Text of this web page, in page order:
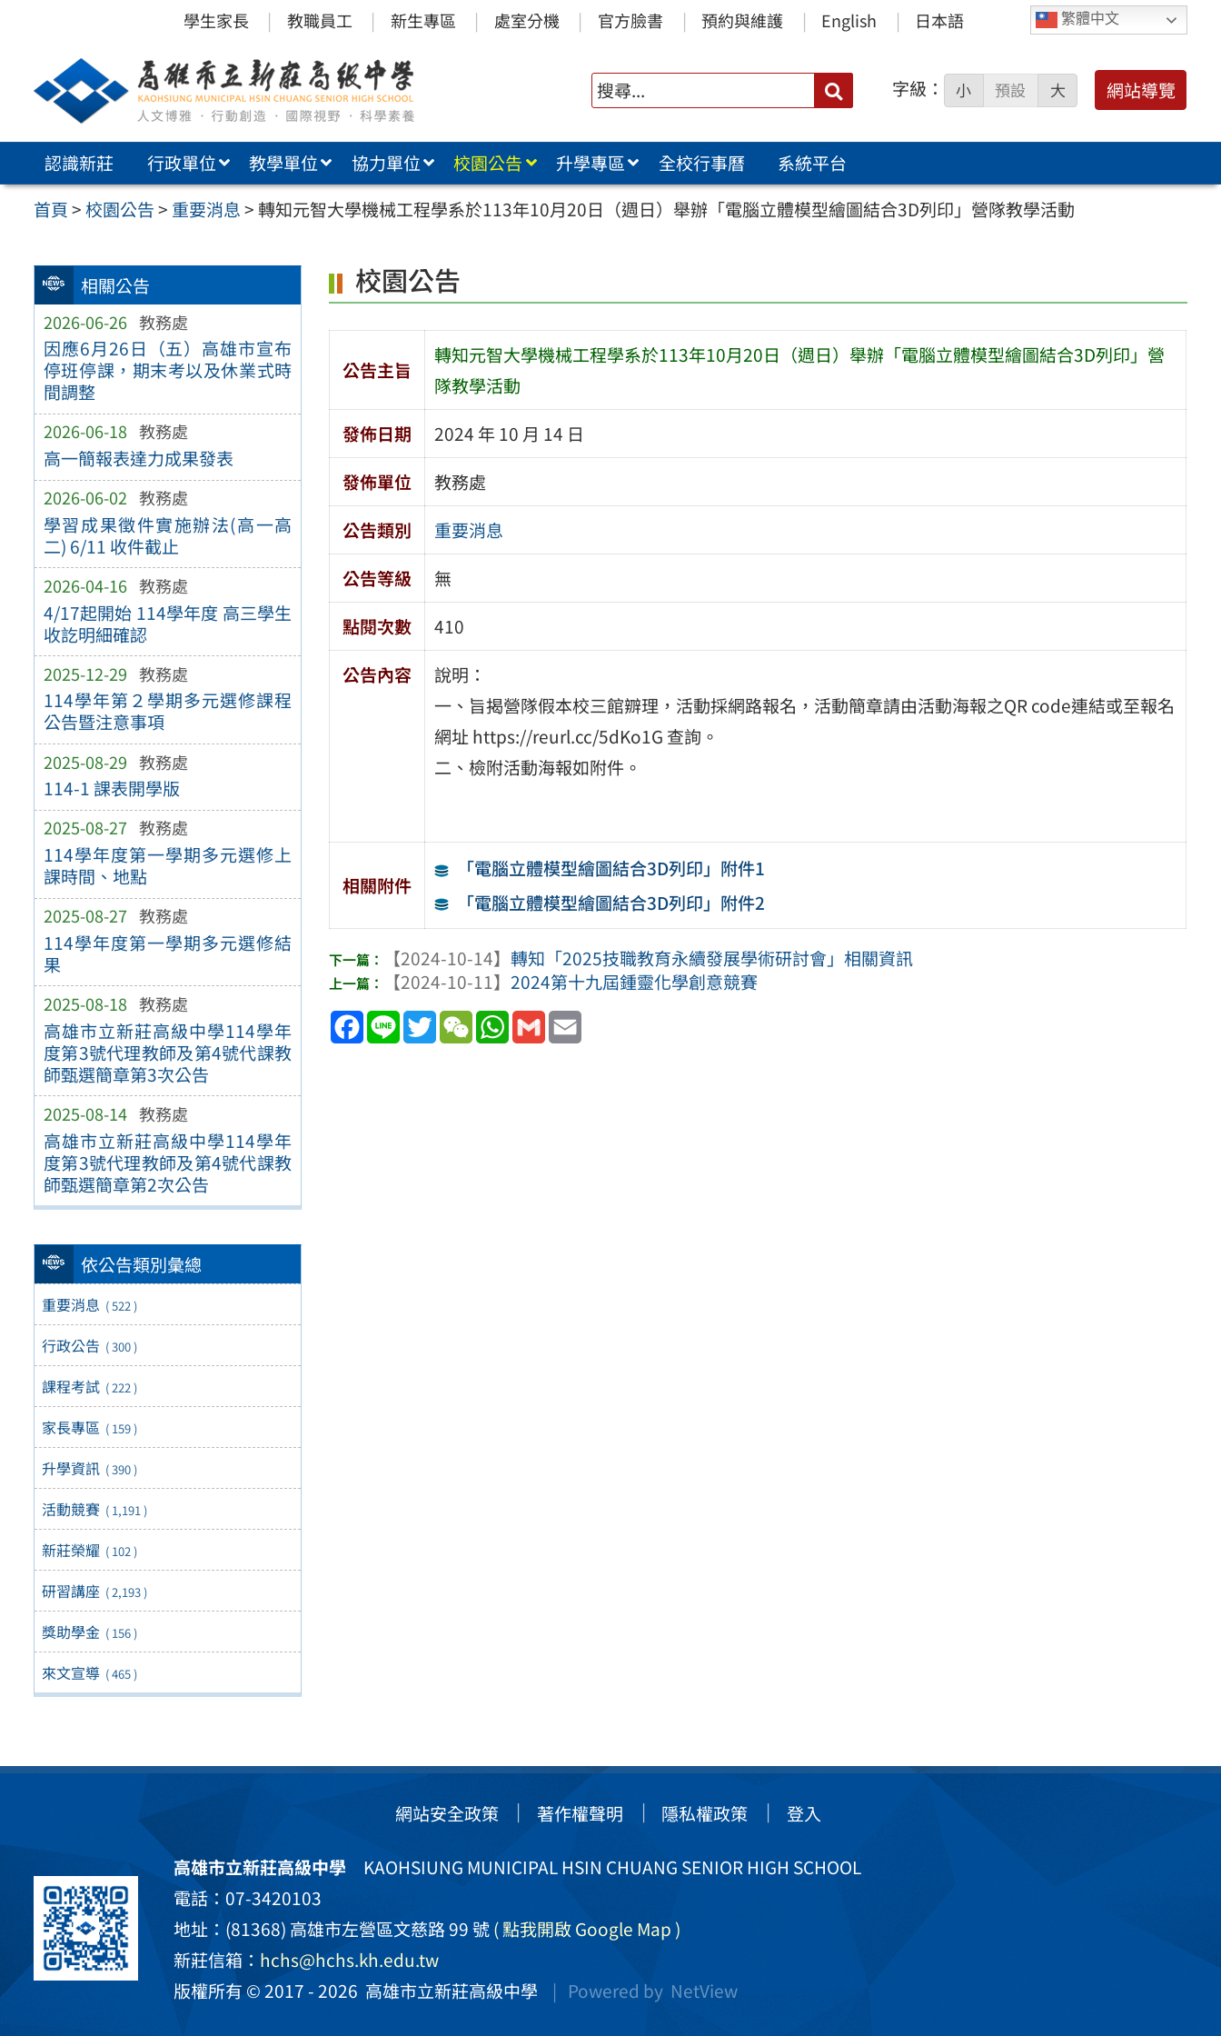
內
繁體中文
學生家長 教職員工 新生專區 處室分機 官方臉書 預約與維護 English 日本語
搜
尋：
字級： 小 預設 大 網站導覽
認識新莊 行政單位 教學單位 協力單位 校園公告 升學專區 全校行事曆
系統平台
首頁>校園公告> 重要消息>轉知元智大學機械工程學系於113年10月20日（週日）舉辦「電腦立體模型繪圖結合3D列印」營隊教學活動
相關公告
2026-06-26 教務處
因應6月26日（五）高雄市宣布
停班停課，期末考以及休業式時
間調整
2026-06-18 教務處
高一簡報表達力成果發表
2026-06-02 教務處
學習成果徵件實施辦法(高一高
二) 6/11 收件截止
2026-04-16 教務處
4/17起開始 114學年度 高三學生
收訖明細確認
2025-12-29 教務處
114學年第２學期多元選修課程
公告暨注意事項
2025-08-29 教務處
114-1 課表開學版
2025-08-27 教務處
114學年度第一學期多元選修上
課時間、地點
2025-08-27 教務處
114學年度第一學期多元選修結
果
2025-08-18 教務處
高雄市立新莊高級中學114學年
度第3號代理教師及第4號代課教
師甄選簡章第3次公告
2025-08-14 教務處
高雄市立新莊高級中學114學年
度第3號代理教師及第4號代課教
師甄選簡章第2次公告
依公告類別彙總
重要消息 ( 522 )
行政公告 ( 300 )
課程考試 ( 222 )
家長專區 ( 159 )
升學資訊 ( 390 )
活動競賽 ( 1,191 )
新莊榮耀 ( 102 )
研習講座 ( 2,193 )
獎助學金 ( 156 )
來文宣導 ( 465 )
校園公告
公告主旨
轉知元智大學機械工程學系於113年10月20日（週日）舉辦「電腦立體模型繪圖結合3D列印」營
隊教學活動
發佈日期
2024 年 10 月 14 日
發佈單位
教務處
公告類別
重要消息
公告等級
無
點閱次數
410
公告內容
說明：
一、旨揭營隊假本校三館辧理，活動採網路報名，活動簡章請由活動海報之QR code連結或至報名
網址 https://reurl.cc/5dKo1G 查詢。
二、檢附活動海報如附件。
相關附件
「電腦立體模型繪圖結合3D列印」附件1
「電腦立體模型繪圖結合3D列印」附件2
【2024-10-14】轉知「2025技職教育永續發展學術研討會」相關資訊
【2024-10-11】2024第十九屆鍾靈化學創意競賽
Facebook
Line TwitterWeChatWhatsApp
Gmail
網站安全政策 著作權聲明 隱私權政策 登入
高雄市立新莊高級中學KAOHSIUNG MUNICIPAL HSIN CHUANG SENIOR HIGH SCHOOL
電話：07-3420103
地址：(81368) 高雄市左營區文慈路 99 號( 點我開啟 Google Map )
新莊信箱： hchs@hchs.kh.edu.tw
版權所有 © 2017 - 2026 高雄市立新莊高級中學 | Powered by NetView